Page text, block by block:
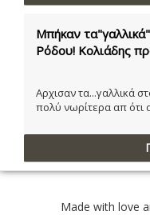
Μπήκαν
Ρόδου! Κολιάδης
Αρχισαν τα...γαλλικά
πολύ νωρίτερα απ ότι
Made with love